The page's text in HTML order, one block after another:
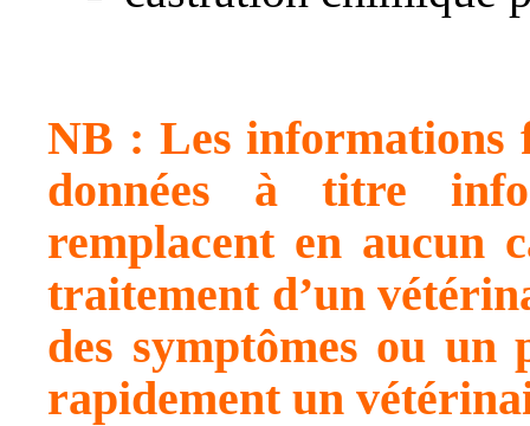
NB : Les informations
données à titre
remplacent en aucun
traitement d’un
des symptômes ou un
rapidement un